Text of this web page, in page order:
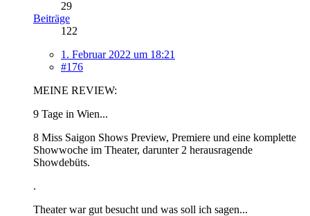
29
Beiträge
122
1. Februar 2022 um 18:21
#176
MEINE REVIEW:
9 Tage in Wien...
8 Miss Saigon Shows Preview, Premiere und eine komplette
Showwoche im Theater, darunter 2 herausragende
Showdebüts.
.
Theater war gut besucht und was soll ich sagen...